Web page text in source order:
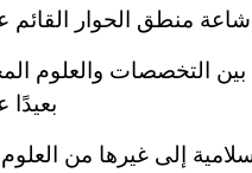
منطق الحوار القائم
التخصصات والعلوم
إلى غيرها من